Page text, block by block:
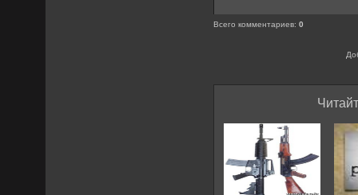
Всего комментариев:0